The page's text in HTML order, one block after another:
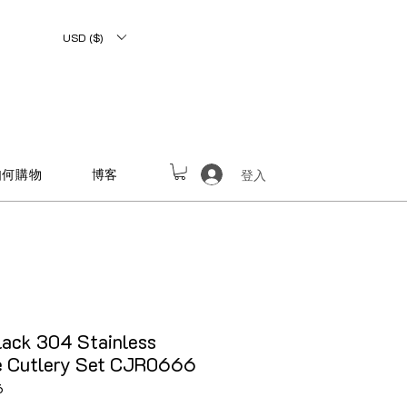
USD ($)
購物 博客 登入
304 Stainless
Cutlery Set CJR0666